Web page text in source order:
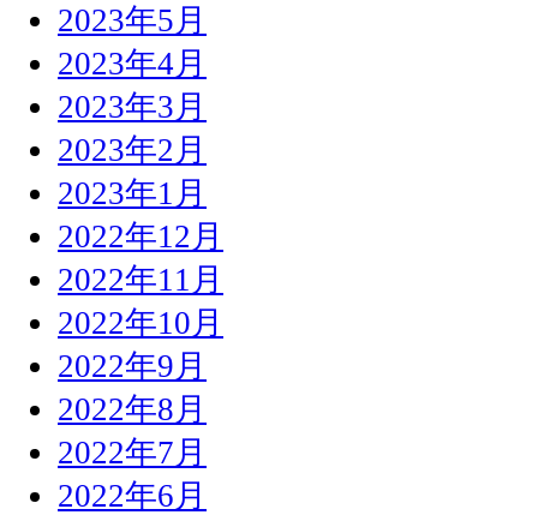
2023年5月
2023年4月
2023年3月
2023年2月
2023年1月
2022年12月
2022年11月
2022年10月
2022年9月
2022年8月
2022年7月
2022年6月